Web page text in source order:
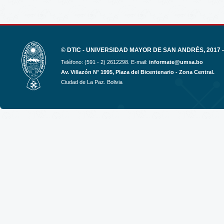
© DTIC - UNIVERSIDAD MAYOR DE SAN ANDRÉS, 2017
Teléfono: (591 - 2) 2612298. E-mail: informate@umsa.bo
Av. Villazón N° 1995, Plaza del Bicentenario - Zona Central.
Ciudad de La Paz. Bolivia